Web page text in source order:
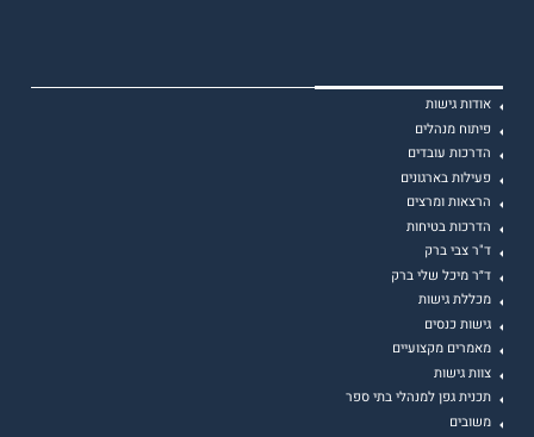
אודות גישות
פיתוח מנהלים
הדרכות עובדים
פעילות בארגונים
הרצאות ומרצים
הדרכות בטיחות
ד"ר צבי ברק
ד״ר מיכל שלי ברק
מכללת גישות
גישות כנסים
מאמרים מקצועיים
צוות גישות
תכנית גפן למנהלי בתי ספר
משובים